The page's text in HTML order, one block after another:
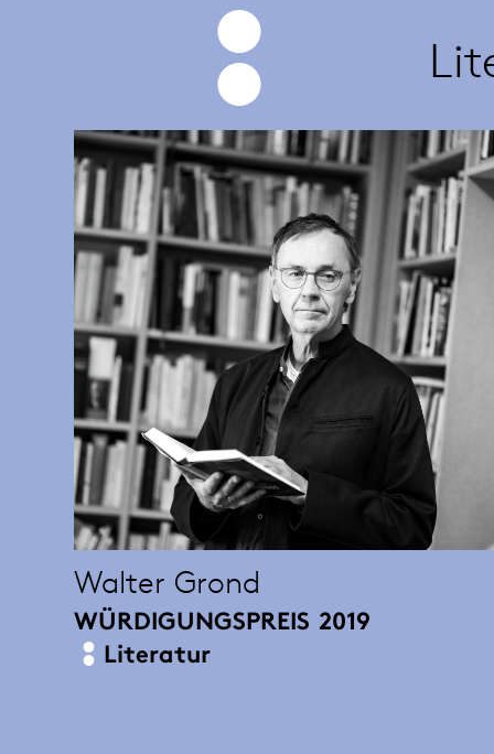
Walter Grond
WÜRDIGUNGSPREIS 2019
Literatur